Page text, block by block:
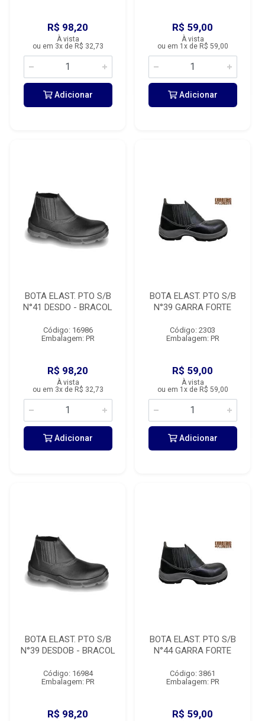
R$ 98,20
À vista
ou em 3x de R$ 32,73
Adicionar
R$ 59,00
À vista
ou em 1x de R$ 59,00
Adicionar
BOTA ELAST. PTO S/B
N°41 DESDO - BRACOL
Código: 16986
Embalagem: PR
R$ 98,20
À vista
ou em 3x de R$ 32,73
Adicionar
BOTA ELAST. PTO S/B
N°39 GARRA FORTE
Código: 2303
Embalagem: PR
R$ 59,00
À vista
ou em 1x de R$ 59,00
Adicionar
BOTA ELAST. PTO S/B
N°39 DESDOB - BRACOL
Código: 16984
Embalagem: PR
R$ 98,20
BOTA ELAST. PTO S/B
N°44 GARRA FORTE
Código: 3861
Embalagem: PR
R$ 59,00